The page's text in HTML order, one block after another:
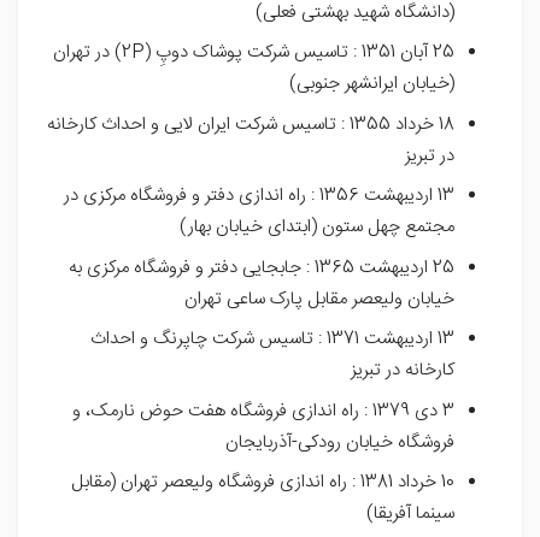
(دانشگاه شهید بهشتی فعلی)
25 آبان 1351 : تاسیس شرکت پوشاک دوپِ (2P) در تهران
(خیابان ایرانشهر جنوبی)
18 خرداد 1355 : تاسیس شرکت ایران لایی و احداث کارخانه
در تبریز
13 اردیبهشت 1356 : راه اندازی دفتر و فروشگاه مرکزی در
مجتمع چهل ستون (ابتدای خیابان بهار)
25 اردیبهشت 1365 : جابجایی دفتر و فروشگاه مرکزی به
خیابان ولیعصر مقابل پارک ساعی تهران
13 اردیبهشت 1371 : تاسیس شرکت چاپرنگ و احداث
کارخانه در تبریز
3 دی 1379 : راه اندازی فروشگاه هفت حوض نارمک، و
فروشگاه خیابان رودکی-آذربایجان
10 خرداد 1381 : راه اندازی فروشگاه ولیعصر تهران (مقابل
سینما آفریقا)